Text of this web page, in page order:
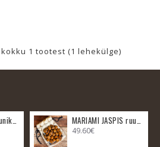
1 tootest (1 lehekülge)
49.60€